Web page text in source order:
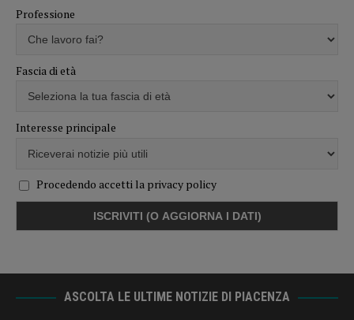
Professione
Fascia di età
Interesse principale
Procedendo accetti la privacy policy
ASCOLTA LE ULTIME NOTIZIE DI PIACENZA